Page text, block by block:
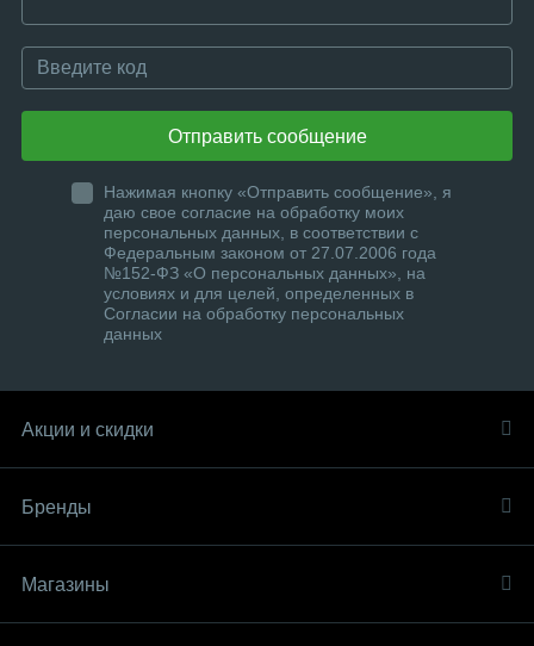
Отправить сообщение
Нажимая кнопку «Отправить сообщение», я
даю свое согласие на обработку моих
персональных данных, в соответствии с
Федеральным законом от 27.07.2006 года
№152-ФЗ «О персональных данных», на
условиях и для целей, определенных в
Согласии на обработку персональных
данных
Акции и скидки
Бренды
Магазины